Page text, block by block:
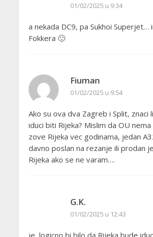
01/02/2025 u 9:34
a nekada DC9, pa Sukhoi Superjet…
Fokkera 🙂
Fiuman
01/02/2025 u 9:54
Ako su ova dva Zagreb i Split, znaci
iduci biti Rijeka? Mislim da OU
zove Rijeka vec godinama, jedan
davno poslan na rezanje ili prodan
Rijeka ako se ne varam….
G.K.
01/02/2025 u 12:43